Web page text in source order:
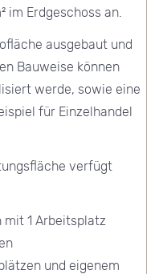
im Erdgeschoss an.
ausgebaut und
Bauweise können
werde, sowie eine
für Einzelhandel
verfügt
mit 1 Arbeitsplatz
und eigenem